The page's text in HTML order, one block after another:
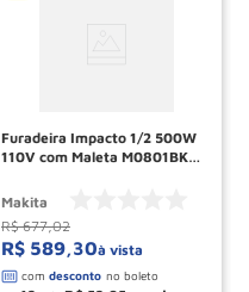
Furadeira Impacto 1/2 500W
110V com Maleta M0801BKB
Makita
R$ 677,02
R$ 589,30à vista